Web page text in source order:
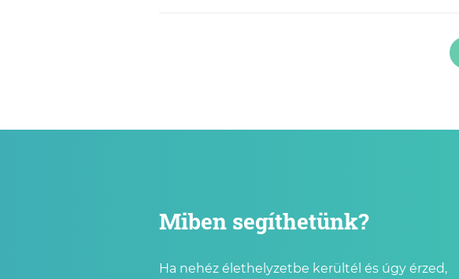
Miben segíthetünk?
Ha nehéz élethelyzetbe kerültél és úgy érzed,